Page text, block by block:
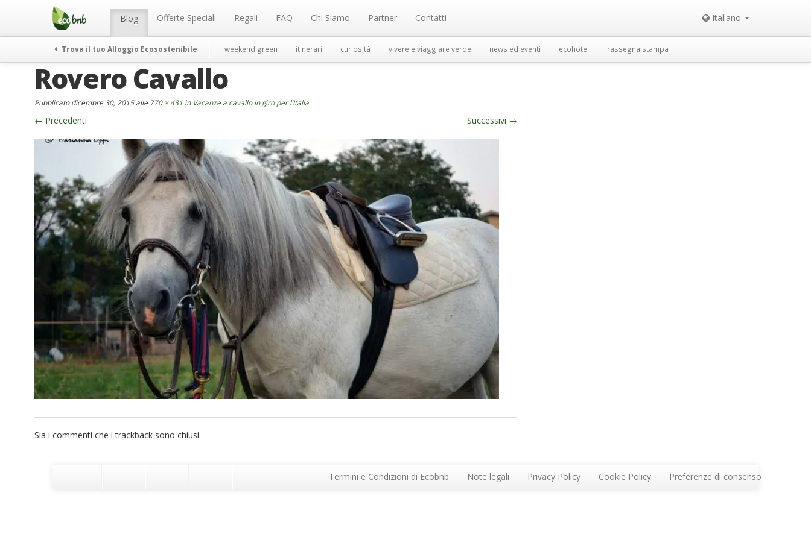
Menu Blog Offerte Speciali Regali FAQ Chi Siamo Partner Contatti Italiano
Trova il tuo Alloggio Ecosostenibile weekend green itinerari curiosità vivere e viaggiare verde news ed eventi ecohotel rassegna stampa
Rovero Cavallo
Pubblicatodicembre 30, 2015alle 770 × 431 in Vacanze a cavallo in giro per l’Italia
← Precedenti Successivi →
Sia i commenti che i trackback sono chiusi.
Termini e Condizioni di Ecobnb Note legali Privacy Policy Cookie Policy Preferenze di consenso